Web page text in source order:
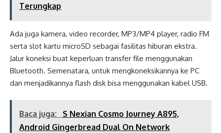
Terungkap
Ada juga kamera, video recorder, MP3/MP4 player, radio FM
serta slot kartu microSD sebagai fasilitas hiburan ekstra.
Jalur koneksi buat keperluan transfer file menggunakan
Bluetooth. Semenatara, untuk mengkoneksikannya ke PC
dan menjadikannya flash disk bisa menggunakan kabel USB.
Baca juga:
S Nexian Cosmo Journey A895,
Android Gingerbread Dual On Network